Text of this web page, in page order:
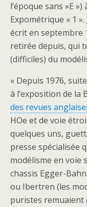
l’époque sans »E
Expométrique « 1
écrit en septembre
retirée depuis, qui
(difficiles) du
« Depuis 1976,
à l’exposition de la
des revues
HOe et de voie
quelques uns,
presse spécialisée
modélisme en voie
chassis Egger-
ou Ibertren (les
puristes remuaient